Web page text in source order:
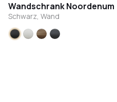
Wandschrank Noordenum
Schwarz, Wand
Schwarz
WeißBronzeAnthrazit